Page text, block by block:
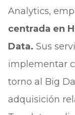
Analytics,
centrada en
Data. Sus
implementar
torno al Big
adquisición